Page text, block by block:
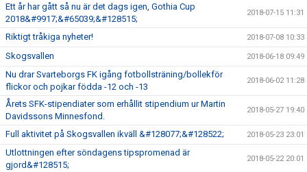
Ett år har gått så nu är det dags igen, Gothia Cup
2018&#9917;&#65039;&#128515;
2018-07-15 11:31
Riktigt tråkiga nyheter! 2018-07-08 10:33
Skogsvallen 2018-06-18 09:49
Nu drar Svarteborgs FK igång fotbollsträning/bollekför
flickor och pojkar födda -12 och -13
2018-06-02 11:28
Årets SFK-stipendiater som erhållit stipendium ur Martin
Davidssons Minnesfond.
2018-05-27 19:40
Full aktivitet på Skogsvallen ikväll &#128077;&#128522; 2018-05-23 23:01
Utlottningen efter söndagens tipspromenad är
gjord&#128515;
2018-05-22 20:01